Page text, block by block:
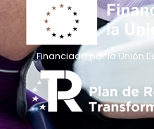
Financiado por la Unión